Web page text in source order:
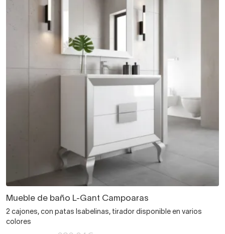
Mueble de baño L-Gant Campoaras
2 cajones, con patas Isabelinas, tirador disponible en varios
colores